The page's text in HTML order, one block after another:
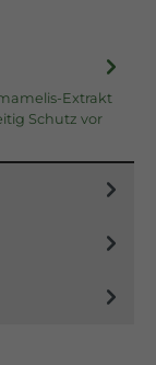
Extrakt
Schutz vor